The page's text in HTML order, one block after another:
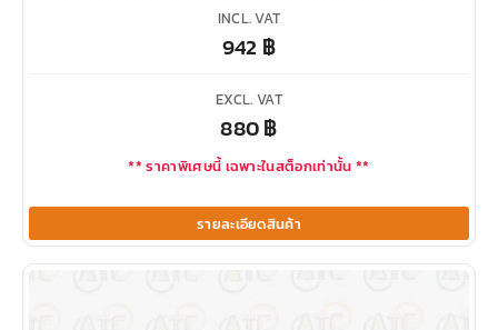
INCL. VAT
942 ฿
EXCL. VAT
880฿
** ราคาพิเศษนี้ เฉพาะในสต็อกเท่านั้น **
รายละเอียดสินค้า